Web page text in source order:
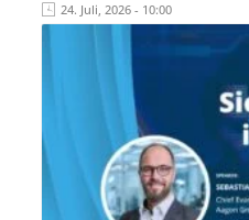
24. Juli, 2026 - 10:00